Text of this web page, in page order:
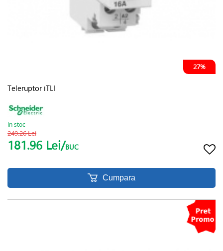
27%
Teleruptor iTLI
In stoc
249.26 Lei
181.96 Lei/BUC
Cumpara